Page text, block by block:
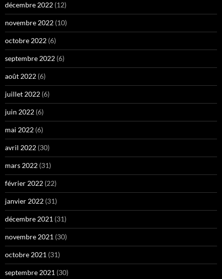
décembre 2022 (12)
novembre 2022 (10)
octobre 2022 (6)
septembre 2022 (6)
août 2022 (6)
juillet 2022 (6)
juin 2022 (6)
mai 2022 (6)
avril 2022 (30)
mars 2022 (31)
février 2022 (22)
janvier 2022 (31)
décembre 2021 (31)
novembre 2021 (30)
octobre 2021 (31)
septembre 2021 (30)